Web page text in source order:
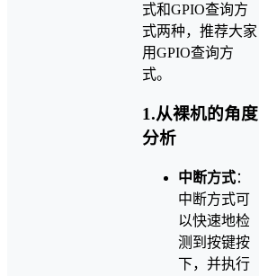
式和GPIO查询方
式两种，推荐大家
用GPIO查询方
式。
1.从裸机的角度
分析
中断方式：
中断方式可
以快速地检
测到按键按
下，并执行